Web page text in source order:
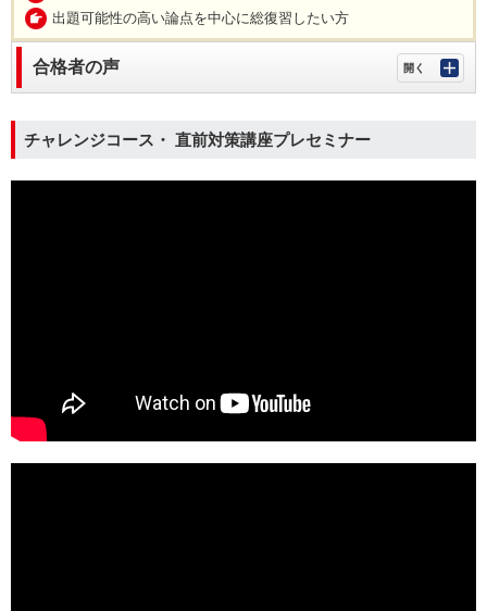
出題可能性の高い論点を中心に総復習したい方
合格者の声
チャレンジコース・ 直前対策講座プレセミナー